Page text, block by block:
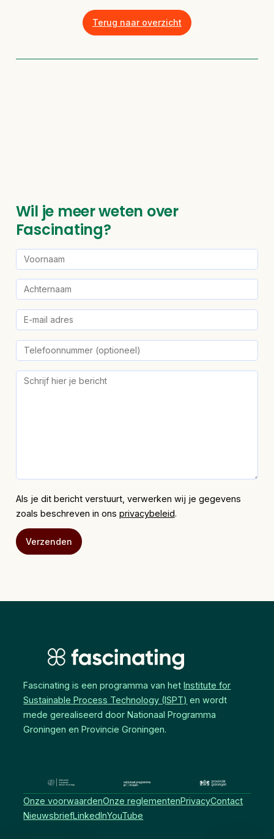
Terug naar overzicht
Wil je meer weten over
Fascinating?
Als je dit bericht verstuurt, verwerken wij je gegevens
zoals beschreven in ons privacybeleid.
Fascinating is een programma van het Institute for
Sustainable Process Technology (ISPT) en wordt
mede gerealiseerd door Nationaal Programma
Groningen en Provincie Groningen.
Onze voorwaardenOnze reglementenPrivacyContact
NieuwsbriefLinkedInYouTube